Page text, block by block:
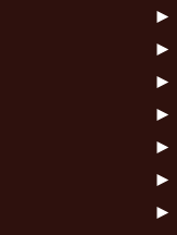
►
►
►
►
►
►
►